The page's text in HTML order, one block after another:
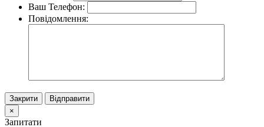
Ваш Телефон:
Повідомлення:
Закрити
Відправити
×
Запитати